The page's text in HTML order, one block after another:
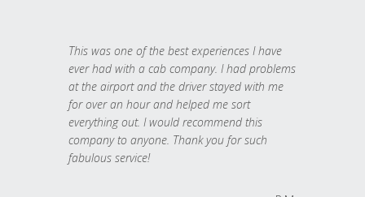
This was one of the best experiences I have
ever had with a cab company. I had problems
at the airport and the driver stayed with me
for over an hour and helped me sort
everything out. I would recommend this
company to anyone. Thank you for such
fabulous service!